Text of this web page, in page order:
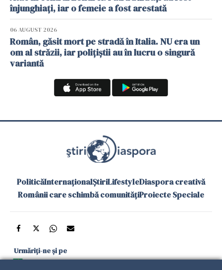
înjunghiați, iar o femeie a fost arestată
06 AUGUST 2026
Român, găsit mort pe stradă în Italia. NU era un
om al străzii, iar polițiștii au în lucru o singură
variantă
PoliticăInternaționalȘtiriLifestyleDiaspora creativă
Românii care schimbă comunitățiProiecte Speciale
Urmăriți-ne și pe